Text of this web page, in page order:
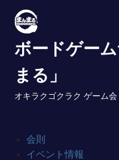
content
ボードゲー
まる」
オキラクゴクラク ゲーム会
会則
イベント情報